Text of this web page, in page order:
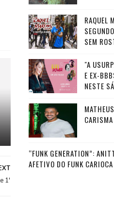
1'
RAQUEL
SEM
"A
E EX-
NESTE
“FUNK GENERATION”:
AFETIVO DO FUNK